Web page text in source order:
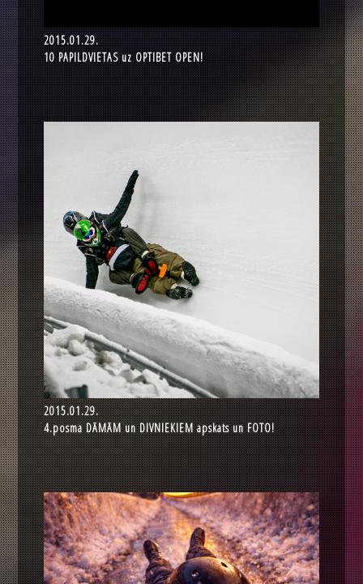
2015.01.29.
10 PAPILDVIETAS uz OPTIBET OPEN!
2015.01.29.
4.posma DĀMĀM un DIVNIEKIEM apskats un FOTO!